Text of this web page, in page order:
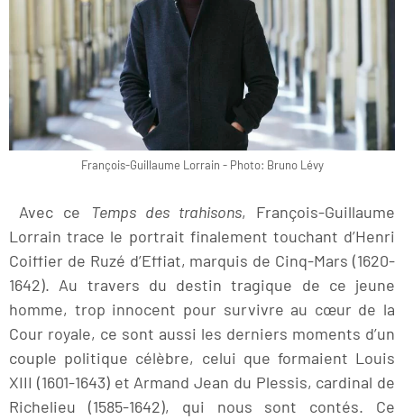
François-Guillaume Lorrain - Photo: Bruno Lévy
Avec ce Temps des trahisons, François-Guillaume
Lorrain trace le portrait finalement touchant d’Henri
Coiffier de Ruzé d’Effiat, marquis de Cinq-Mars (1620-
1642). Au travers du destin tragique de ce jeune
homme, trop innocent pour survivre au cœur de la
Cour royale, ce sont aussi les derniers moments d’un
couple politique célèbre, celui que formaient Louis
XIII (1601-1643) et Armand Jean du Plessis, cardinal de
Richelieu (1585-1642), qui nous sont contés. Ce